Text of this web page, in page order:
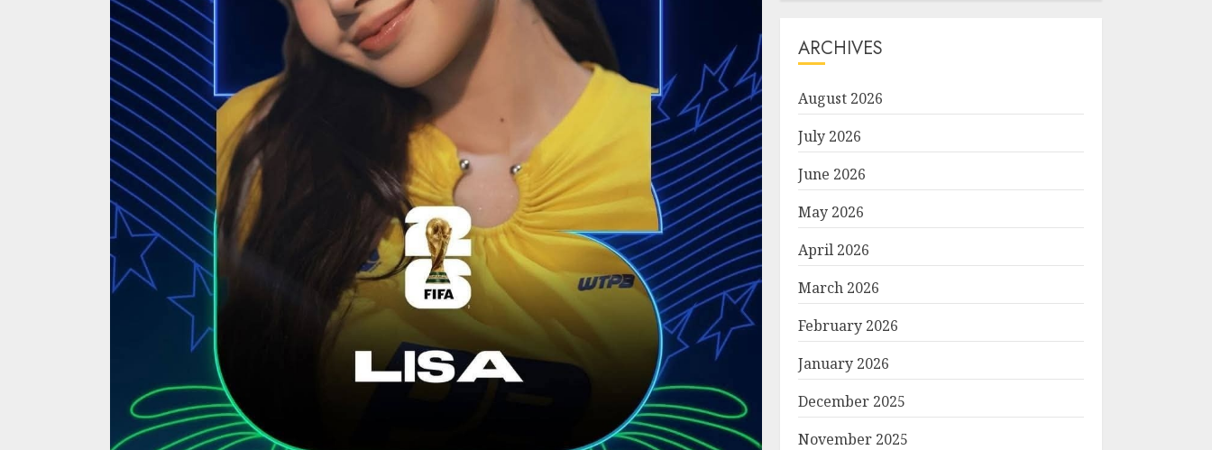
ARCHIVES
August 2026
July 2026
June 2026
May 2026
April 2026
March 2026
February 2026
January 2026
December 2025
November 2025